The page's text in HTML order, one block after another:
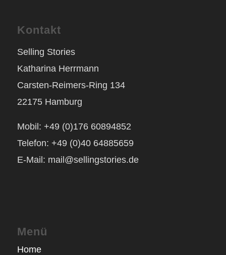
Kontakt
Selling Stories
Katharina Herrmann
Carsten-Reimers-Ring 134
22175 Hamburg
Mobil: +49 (0)176 60894852
Telefon: +49 (0)40 64885659
E-Mail: mail@sellingstories.de
Menü
Home